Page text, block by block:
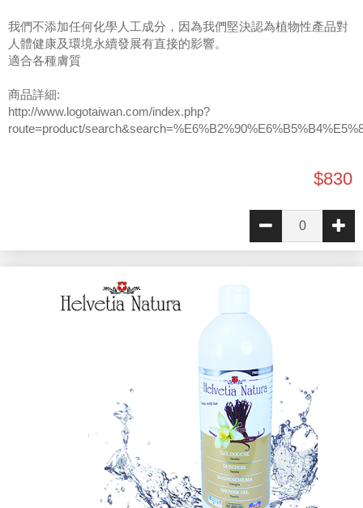
我們不添加任何化學人工成分，因為我們堅決認為植物性產品對
人體健康及環境永續發展有直接的影響。
適合各種膚質
商品詳細:
http://www.logotaiwan.com/index.php?
route=product/
$830